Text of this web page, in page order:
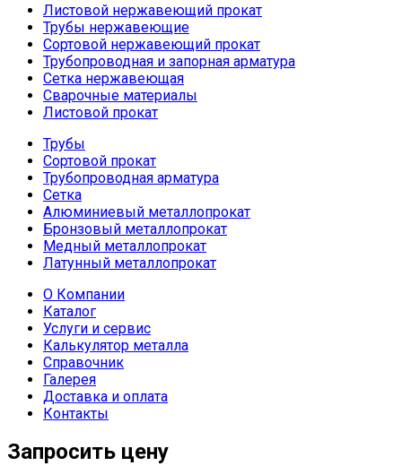
Листовой нержавеющий прокат
Трубы нержавеющие
Сортовой нержавеющий прокат
Трубопроводная и запорная арматура
Сетка нержавеющая
Сварочные материалы
Листовой прокат
Трубы
Сортовой прокат
Трубопроводная арматура
Сетка
Алюминиевый металлопрокат
Бронзовый металлопрокат
Медный металлопрокат
Латунный металлопрокат
О Компании
Каталог
Услуги и сервис
Калькулятор металла
Справочник
Галерея
Доставка и оплата
Контакты
Запросить цену